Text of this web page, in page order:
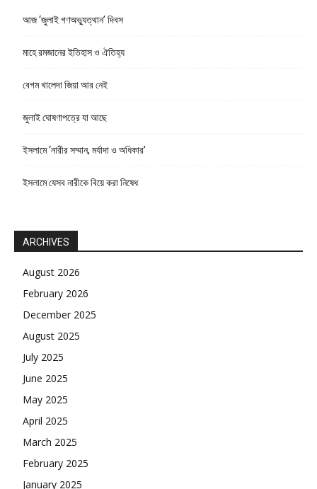
আজ ‘জুলাই গণঅভ্যুত্থান’ দিবস
মাহে রমজানের ইতিহাস ও ঐতিহ্য
বেগম খালেদা জিয়া আর নেই
জুলাই ঘোষণাপত্রে যা আছে
ইসলামে ‘নারীর সম্মান, মর্যাদা ও অধিকার’
ইসলামে যেসব নারীকে বিয়ে করা নিষেধ
ARCHIVES
August 2026
February 2026
December 2025
August 2025
July 2025
June 2025
May 2025
April 2025
March 2025
February 2025
January 2025